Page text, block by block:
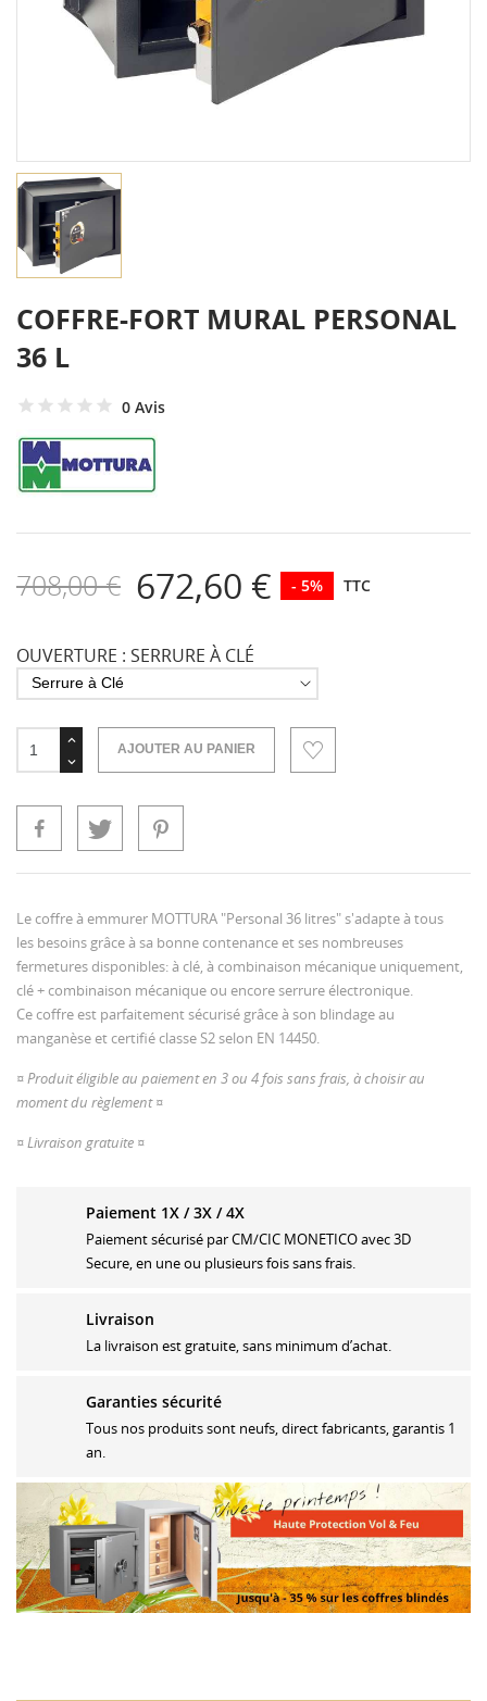
COFFRE-FORT MURAL PERSONAL
36 L
0 Avis
708,00 € 672,60 € - 5% TTC
OUVERTURE : SERRURE À CLÉ
AJOUTER AU PANIER
Le coffre à emmurer MOTTURA "Personal 36 litres" s'adapte à tous
les besoins grâce à sa bonne contenance et ses nombreuses
fermetures disponibles: à clé, à combinaison mécanique uniquement,
clé + combinaison mécanique ou encore serrure électronique.
Ce coffre est parfaitement sécurisé grâce à son blindage au
manganèse et certifié classe S2 selon EN 14450.
¤ Produit éligible au paiement en 3 ou 4 fois sans frais, à choisir au
moment du règlement ¤
¤ Livraison gratuite ¤
Paiement 1X / 3X / 4X
Paiement sécurisé par CM/CIC MONETICO avec 3D
Secure, en une ou plusieurs fois sans frais.
Livraison
La livraison est gratuite, sans minimum d’achat.
Garanties sécurité
Tous nos produits sont neufs, direct fabricants, garantis 1
an.
MES LISTES
CRÉER UNE LISTE D'ENVIES
Nom de la liste d'envies
Annuler Créer une liste d'envies
CONNEXION
Vous devez être connecté pour ajouter des produits à
votre liste d'envies.
Connexion